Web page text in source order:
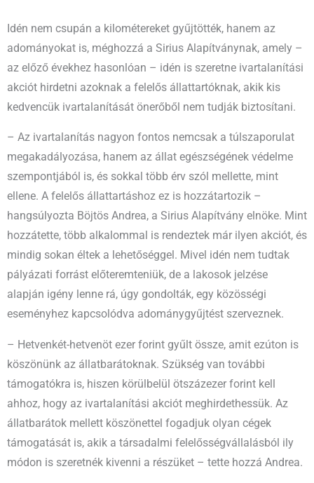
Idén nem csupán a kilométereket gyűjtötték, hanem az
adományokat is, méghozzá a Sirius Alapítványnak, amely –
az előző évekhez hasonlóan – idén is szeretne ivartalanítási
akciót hirdetni azoknak a felelős állattartóknak, akik kis
kedvencük ivartalanítását önerőből nem tudják biztosítani.
– Az ivartalanítás nagyon fontos nemcsak a túlszaporulat
megakadályozása, hanem az állat egészségének védelme
szempontjából is, és sokkal több érv szól mellette, mint
ellene. A felelős állattartáshoz ez is hozzátartozik –
hangsúlyozta Böjtös Andrea, a Sirius Alapítvány elnöke. Mint
hozzátette, több alkalommal is rendeztek már ilyen akciót, és
mindig sokan éltek a lehetőséggel. Mivel idén nem tudtak
pályázati forrást előteremteniük, de a lakosok jelzése
alapján igény lenne rá, úgy gondolták, egy közösségi
eseményhez kapcsolódva adománygyűjtést szerveznek.
– Hetvenkét-hetvenöt ezer forint gyűlt össze, amit ezúton is
köszönünk az állatbarátoknak. Szükség van további
támogatókra is, hiszen körülbelül ötszázezer forint kell
ahhoz, hogy az ivartalanítási akciót meghirdethessük. Az
állatbarátok mellett köszönettel fogadjuk olyan cégek
támogatását is, akik a társadalmi felelősségvállalásból ily
módon is szeretnék kivenni a részüket – tette hozzá Andrea.